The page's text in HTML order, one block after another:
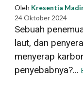
Oleh Kresentia
24 Oktober 2024
Sebuah
laut, dan
menyerap
penyebabnya?...